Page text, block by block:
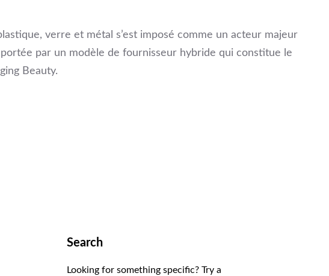
verre et métal s’est imposé comme un acteur majeur
par un modèle de fournisseur hybride qui constitue le
Beauty.
Search
Looking for something specific? Try a